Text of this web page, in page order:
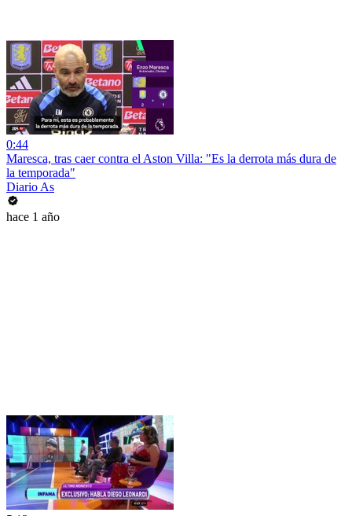
0:44
Maresca, tras caer contra el Aston Villa: "Es la derrota más dura de
la temporada"
Diario As
hace 1 año